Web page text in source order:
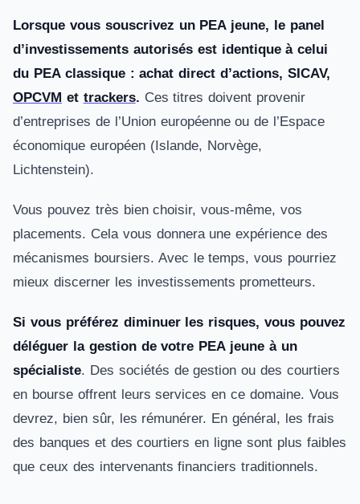
Lorsque vous souscrivez un PEA jeune, le panel
d’investissements autorisés est identique à celui
du PEA classique : achat direct d’actions, SICAV,
OPCVM et trackers. Ces titres doivent provenir
d’entreprises de l’Union européenne ou de l’Espace
économique européen (Islande, Norvège,
Lichtenstein).
Vous pouvez très bien choisir, vous-même, vos
placements. Cela vous donnera une expérience des
mécanismes boursiers. Avec le temps, vous pourriez
mieux discerner les investissements prometteurs.
Si vous préférez diminuer les risques, vous pouvez
déléguer la gestion de votre PEA jeune à un
spécialiste. Des sociétés de gestion ou des courtiers
en bourse offrent leurs services en ce domaine. Vous
devrez, bien sûr, les rémunérer. En général, les frais
des banques et des courtiers en ligne sont plus faibles
que ceux des intervenants financiers traditionnels.